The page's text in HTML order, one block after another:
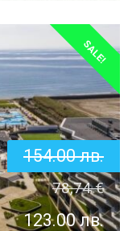
SALE!
154.00лв.
78,74€
123.00лв.